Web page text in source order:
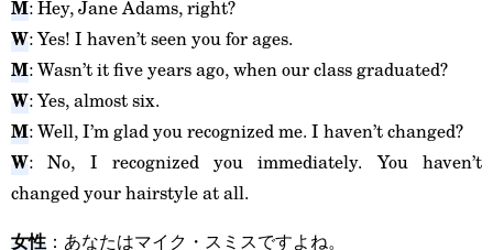
M: Hey, Jane Adams, right?
W: Yes! I haven’t seen you for ages.
M: Wasn’t it five years ago, when our class graduated?
W: Yes, almost six.
M: Well, I’m glad you recognized me. I haven’t changed?
W: No, I recognized you immediately. You haven’t
changed your hairstyle at all.
女性 ：あなたはマイク・スミスですよね。